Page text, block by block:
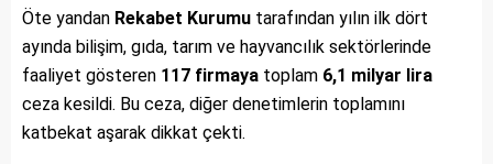
Öte yandan Rekabet Kurumu tarafından yılın ilk dört
ayında bilişim, gıda, tarım ve hayvancılık sektörlerinde
faaliyet gösteren 117 firmaya toplam 6,1 milyar lira
ceza kesildi. Bu ceza, diğer denetimlerin toplamını
katbekat aşarak dikkat çekti.